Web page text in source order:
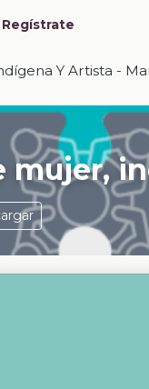
Regístrate
Y Artista -
mujer,